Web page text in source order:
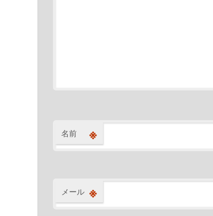
名前 ※
メール ※